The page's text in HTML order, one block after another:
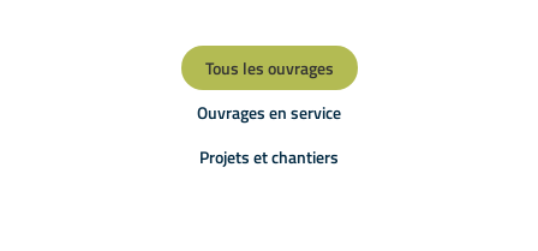
Tous les ouvrages
Ouvrages en service
Projets et chantiers